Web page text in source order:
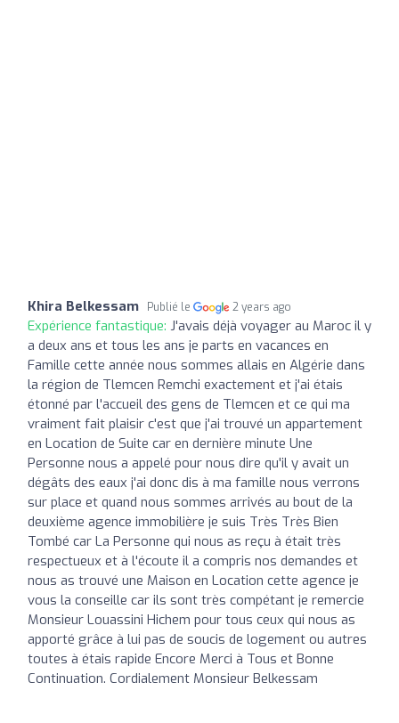
Khira Belkessam Publié le 2 years ago
Expérience fantastique: J'avais déjà voyager au Maroc il y
a deux ans et tous les ans je parts en vacances en
Famille cette année nous sommes allais en Algérie dans
la région de Tlemcen Remchi exactement et j'ai étais
étonné par l'accueil des gens de Tlemcen et ce qui ma
vraiment fait plaisir c'est que j'ai trouvé un appartement
en Location de Suite car en dernière minute Une
Personne nous a appelé pour nous dire qu'il y avait un
dégâts des eaux j'ai donc dis à ma famille nous verrons
sur place et quand nous sommes arrivés au bout de la
deuxième agence immobilière je suis Très Très Bien
Tombé car La Personne qui nous as reçu à était très
respectueux et à l'écoute il a compris nos demandes et
nous as trouvé une Maison en Location cette agence je
vous la conseille car ils sont très compétant je remercie
Monsieur Louassini Hichem pour tous ceux qui nous as
apporté grâce à lui pas de soucis de logement ou autres
toutes à étais rapide Encore Merci à Tous et Bonne
Continuation. Cordialement Monsieur Belkessam